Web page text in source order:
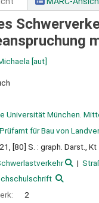
[aut]
Universität München.
Prüfamt für Bau von
[80] S. : graph. Darst., Kt
2